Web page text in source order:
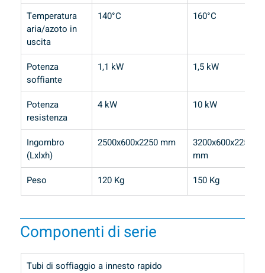
Temperatura
aria/azoto in
uscita
140°C 160°C
Potenza
soffiante
1,1 kW 1,5 kW
Potenza
resistenza
4 kW 10 kW
Ingombro
(Lxlxh)
2500x600x2250 mm
3200x600x2250
mm
Peso
120 Kg 150 Kg
Componenti di serie
Tubi di soffiaggio a innesto rapido